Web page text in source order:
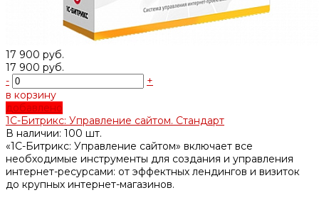
17 900 руб.
17 900 руб.
-
+
в корзину
добавлено
1С-Битрикс: Управление сайтом. Стандарт
В наличии: 100 шт.
«1С-Битрикс: Управление сайтом» включает все
необходимые инструменты для создания и управления
интернет-ресурсами: от эффектных лендингов и визиток
до крупных интернет-магазинов.